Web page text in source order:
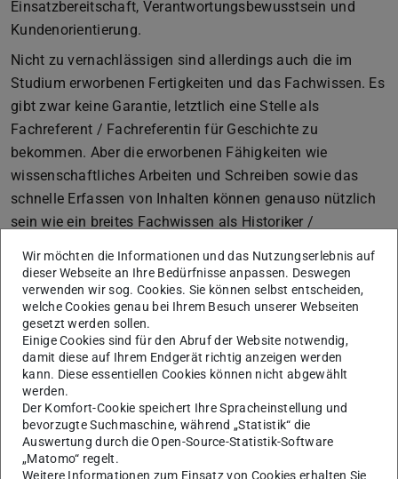
Einsatzbereitschaft, Verantwortungsbewusstsein und
Kundenorientierung.
Nicht zu vernachlässigen sind allerdings auch die im
Studium erworbenen Fertigkeiten und das Fachwissen. Es
gibt zwar keine Garantie, letztlich eine Stelle als
Fachreferent / Fachreferentin für Geschichte zu
bekommen. Aber die erworbenen Fähigkeiten wie
wissenschaftliches Arbeiten und Schreiben sowie das
schnelle Erfassen von Inhalten können genauso nützlich
sein wie ein breites Fachwissen als Historiker /
Arbeitsalltag
Wie sieht Ihr typischer Arbeitsalltag aus?
Meine alltägliche Arbeit besteht vor allem aus drei
Komponenten: Fachreferat, Personalführung,
Bibliotheksmanagement. Das Fachreferat beinhaltet
beispielsweise das Auswählen neuer Medien sowie deren
Erschließung. Außerdem fallen Schulungen von Nutzern
Wir möchten die Informationen und das Nutzungserlebnis auf
dieser Webseite an Ihre Bedürfnisse anpassen. Deswegen
verwenden wir sog. Cookies. Sie können selbst entscheiden,
welche Cookies genau bei Ihrem Besuch unserer Webseiten
gesetzt werden sollen.
Einige Cookies sind für den Abruf der Website notwendig,
damit diese auf Ihrem Endgerät richtig anzeigen werden
kann. Diese essentiellen Cookies können nicht abgewählt
werden.
Der Komfort-Cookie speichert Ihre Spracheinstellung und
bevorzugte Suchmaschine, während „Statistik“ die
Auswertung durch die Open-Source-Statistik-Software
„Matomo“ regelt.
Weitere Informationen zum Einsatz von Cookies erhalten Sie